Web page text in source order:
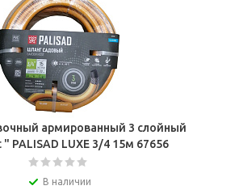
армированный 3 слойный
"Standart " PALISAD LUXE 3/4 15м 67656
В наличии